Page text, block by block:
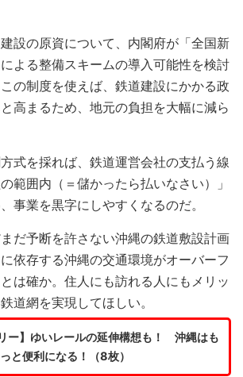
設の原資について、内閣府が「全国新
よる整備スキームの導入可能性を検討
の制度を使えば、鉄道建設にかかる政
高まるため、地元の負担を大幅に減ら
式を採れば、鉄道運営会社の支払う線
範囲内（＝儲かったら払いなさい）」
事業を黒字にしやすくなるのだ。
だ予断を許さない沖縄の鉄道敷設計画
依存する沖縄の交通環境がオーバーフ
は確か。住人にも訪れる人にもメリッ
道網を実現してほしい。
ー】ゆいレールの延伸構想も！ 沖縄はも
っと便利になる！（8枚）